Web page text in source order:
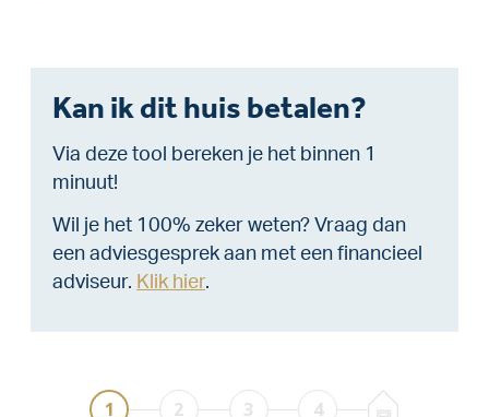
Kan ik dit huis betalen?
Via deze tool bereken je het binnen 1
minuut!
Wil je het 100% zeker weten? Vraag dan
een adviesgesprek aan met een financieel
adviseur. Klik hier.